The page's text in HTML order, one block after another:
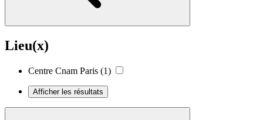
Lieu(x)
Centre Cnam Paris (1)
Afficher les résultats